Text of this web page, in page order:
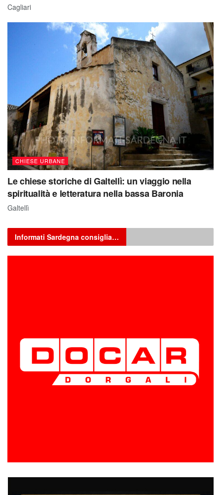
Cagliari
CHIESE URBANE
Le chiese storiche di Galtellì: un viaggio nella
spiritualità e letteratura nella bassa Baronia
Galtellì
Informati Sardegna consiglia…